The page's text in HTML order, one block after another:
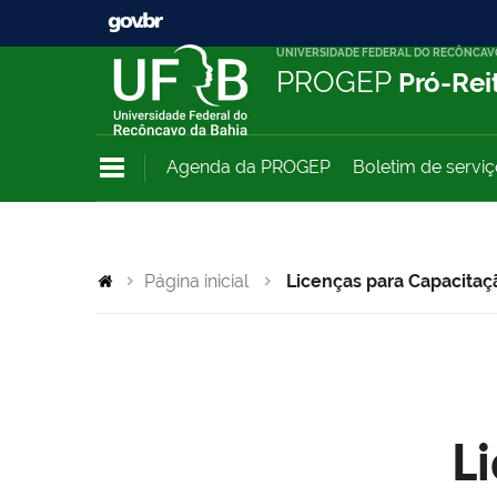
UNIVERSIDADE FEDERAL DO
PROGEP Pró-
Agenda da PROGEP Boletim de
Página inicial Licenças para